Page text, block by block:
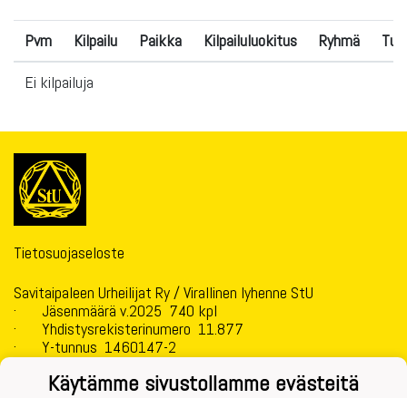
Pvm Kilpailu Paikka Kilpailuluokitus Ryhmä
Ei kilpailuja
Tietosuojaseloste
Savitaipaleen Urheilijat Ry / Virallinen lyhenne StU
· Jäsenmäärä v.2025 740 kpl
· Yhdistysrekisterinumero 11.877
· Y-tunnus 1460147-2
· Perustettu 24.3.1915
Käytämme sivustollamme evästeitä